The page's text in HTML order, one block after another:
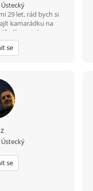
Ústecký
29 let, rád bych si
kamarádku na
vztahu po
technik měření
rád cestovaní, po ČR
se
Ústecký
se